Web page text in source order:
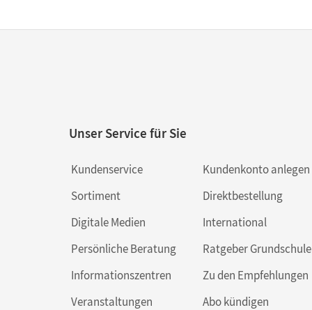
Unser Service für Sie
Kundenservice
Sortiment
Digitale Medien
Persönliche Beratung
Informationszentren
Veranstaltungen
Kundenkonto anlegen
Direktbestellung
International
Ratgeber Grundschule
Zu den Empfehlungen
Abo kündigen